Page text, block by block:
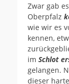
Zwar gab
Oberpfalz
wie wir es
kennen,
im Schlot
gelangen.
dieser